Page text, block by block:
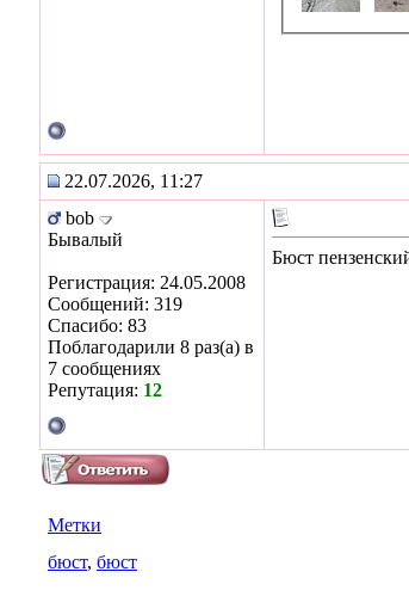
22.07.2026, 11:27
bob
Бывалый
Регистрация: 24.05.2008
Сообщений: 319
Спасибо: 83
Поблагодарили 8 раз(а) в
7 сообщениях
Репутация: 12
Бюст
Метки
бюст, бюст